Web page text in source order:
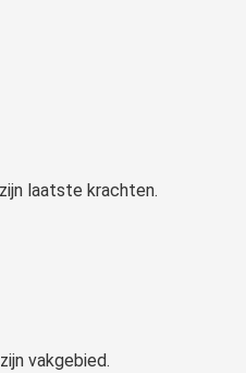
laatste krachten.
vakgebied.